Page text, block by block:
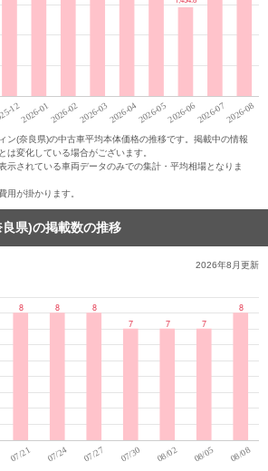
ン(奈良県)の中古車平均本体価格の推移です。掲載中の情報
は変化している場合がございます。
示されている車両データのみでの集計・平均相場となりま
用が掛かります。
県)の掲載数の推移
2026年8月更新